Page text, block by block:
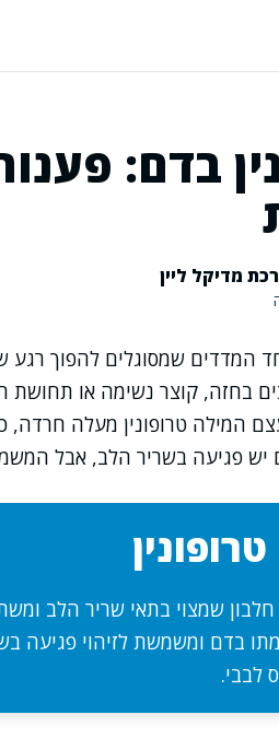
בדם:
מדיקל ליין
המדדים שמסוגלים להפוך רגע
בחזה, קוצר נשימה או
המילה טרופונין מעלה
יש פגיעה בשריר הלב, אבל
חלבון שמצוי בתאי שריר הלב
בדם ומשמשת לזיהוי פגיעה
לבבי.